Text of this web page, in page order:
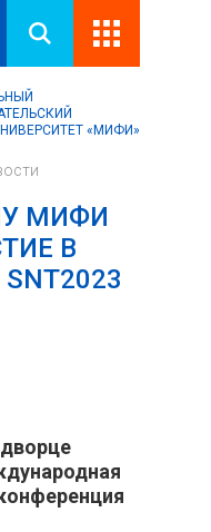
«МИФИ»
МИФИ
В